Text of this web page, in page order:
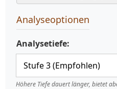
Analyseoptionen
Analysetiefe:
Höhere Tiefe dauert länger, bietet